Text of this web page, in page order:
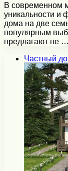
В современном
уникальности и
дома на две
популярным
предлагают не …
Частный